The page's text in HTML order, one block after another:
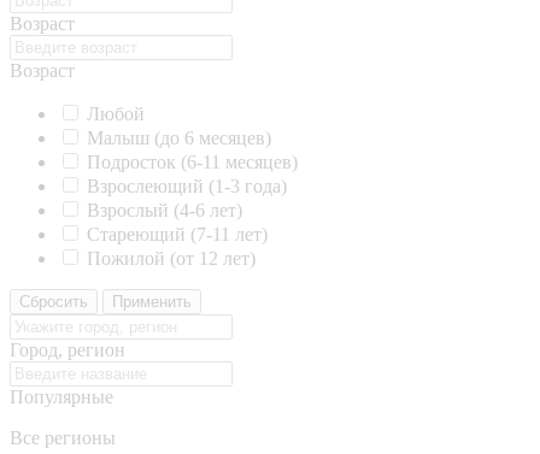
Возраст
Возраст
Любой
Малыш (до 6 месяцев)
Подросток (6-11 месяцев)
Взрослеющий (1-3 года)
Взрослый (4-6 лет)
Стареющий (7-11 лет)
Пожилой (от 12 лет)
Сбросить Применить
Город, регион
Популярные
Все регионы